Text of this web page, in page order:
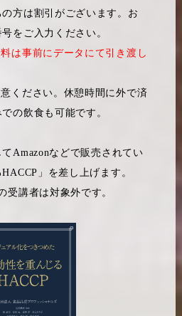
方は割引がございます。お
をご入力ください。
は事前にデータにて引き渡し
ください。休憩時間に外で済
の飲食も可能です。
てAmazonなどで販売されてい
」を差し上げます。
講者は対象外です。